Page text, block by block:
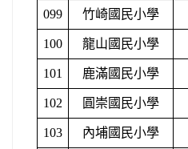
099 竹崎國民小學
100 龍山國民小學
101 鹿滿國民小學
102 圓崇國民小學
103 內埔國民小學